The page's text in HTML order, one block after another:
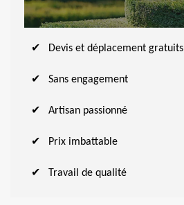
Devis et déplacement gratuits
Sans engagement
Artisan passionné
Prix imbattable
Travail de qualité